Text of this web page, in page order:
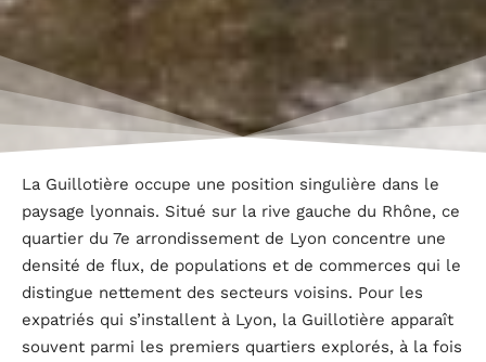
La Guillotière occupe une position singulière dans le
paysage lyonnais. Situé sur la rive gauche du Rhône, ce
quartier du 7e arrondissement de Lyon concentre une
densité de flux, de populations et de commerces qui le
distingue nettement des secteurs voisins. Pour les
expatriés qui s’installent à Lyon, la Guillotière apparaît
souvent parmi les premiers quartiers explorés, à la fois